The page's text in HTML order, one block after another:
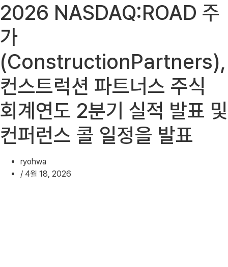
2026 NASDAQ:ROAD 주
가
(ConstructionPartners),
컨스트럭션 파트너스 주식
회계연도 2분기 실적 발표 및
컨퍼런스 콜 일정을 발표
ryohwa
/ 4월 18, 2026